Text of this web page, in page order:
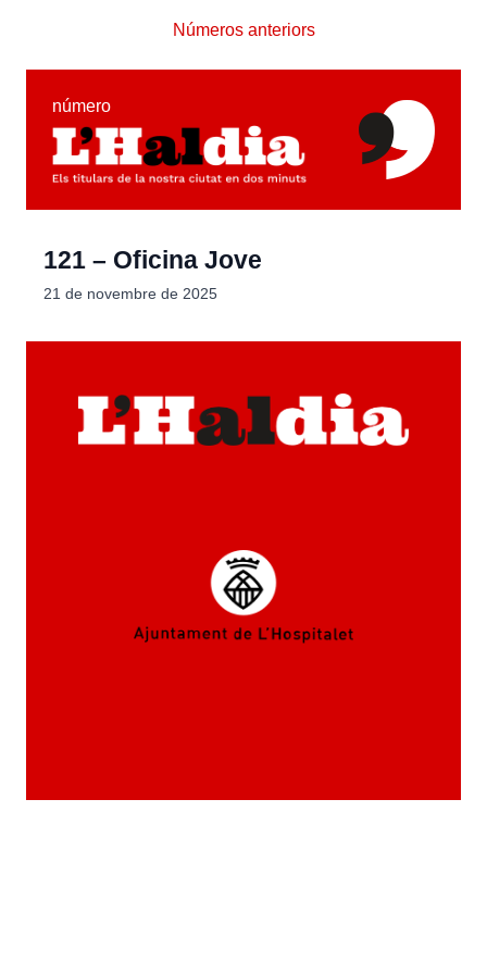
Números anteriors
número
121 – Oficina Jove
21 de novembre de 2025